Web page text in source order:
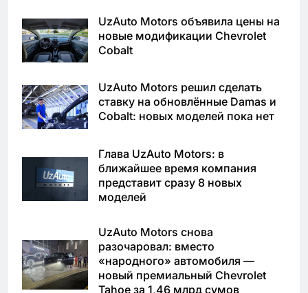
UzAuto Motors объявила цены на
новые модификации Chevrolet
Cobalt
UzAuto Motors решил сделать
ставку на обновлённые Damas и
Cobalt: новых моделей пока нет
Глава UzAuto Motors: в
ближайшее время компания
представит сразу 8 новых
моделей
UzAuto Motors снова
разочаровал: вместо
«народного» автомобиля —
новый премиальный Chevrolet
Tahoe за 1,46 млрд сумов